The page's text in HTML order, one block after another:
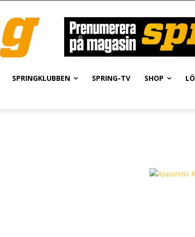
SPRINGKLUBBEN SPRING-TV SHOP